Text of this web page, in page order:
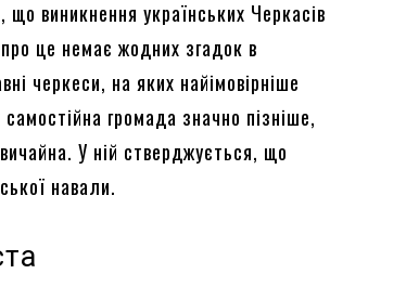
виникнення українських Черкасів
це немає жодних згадок в
черкеси, на яких найімовірніше
громада значно пізніше,
У ній стверджується, що
навали.